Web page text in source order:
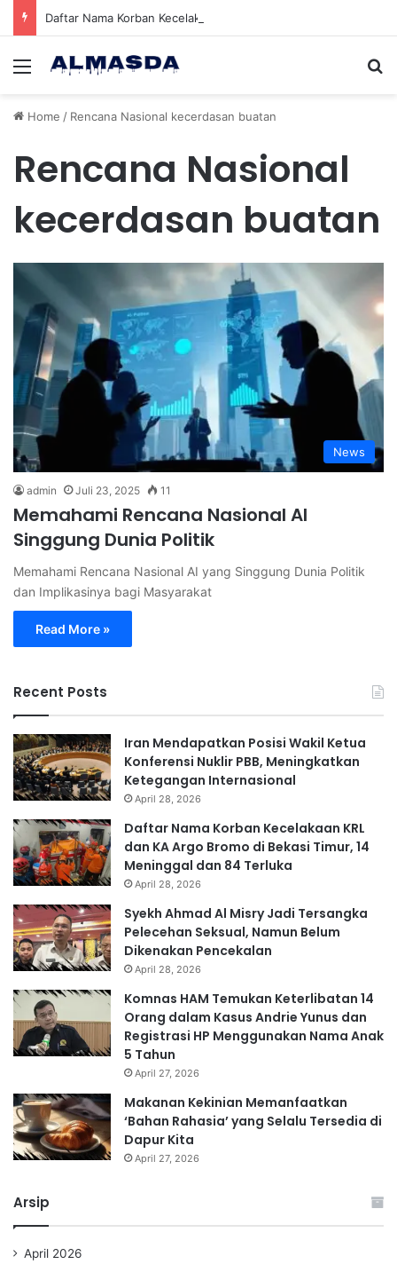
Menu
Home / Rencana Nasional kecerdasan buatan
Rencana Nasional
kecerdasan buatan
News
admin Juli 23, 2025 11
Memahami Rencana Nasional AI
Singgung Dunia Politik
Memahami Rencana Nasional AI yang Singgung Dunia Politik
dan Implikasinya bagi Masyarakat
Read More »
Recent Posts
Iran Mendapatkan Posisi Wakil Ketua
Konferensi Nuklir PBB, Meningkatkan
Ketegangan Internasional
April 28, 2026
Daftar Nama Korban Kecelakaan KRL
dan KA Argo Bromo di Bekasi Timur, 14
Meninggal dan 84 Terluka
April 28, 2026
Syekh Ahmad Al Misry Jadi Tersangka
Pelecehan Seksual, Namun Belum
Dikenakan Pencekalan
April 28, 2026
Komnas HAM Temukan Keterlibatan 14
Orang dalam Kasus Andrie Yunus dan
Registrasi HP Menggunakan Nama Anak
5 Tahun
April 27, 2026
Makanan Kekinian Memanfaatkan
‘Bahan Rahasia’ yang Selalu Tersedia di
Dapur Kita
April 27, 2026
Arsip
April 2026